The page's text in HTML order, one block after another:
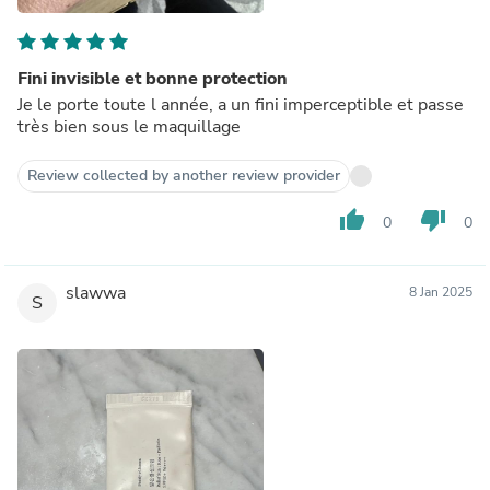
Fini invisible et bonne protection
Je le porte toute l année, a un fini imperceptible et passe
très bien sous le maquillage
Review collected by another review provider
thumb_up 0 thumb_down 0
S slawwa 8 Jan 2025